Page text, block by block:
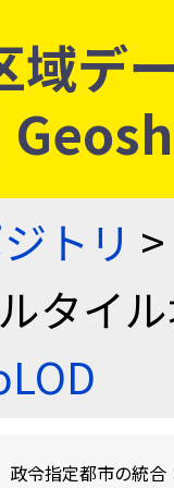
域デ
トリ >
タイ
政令指定都市の統